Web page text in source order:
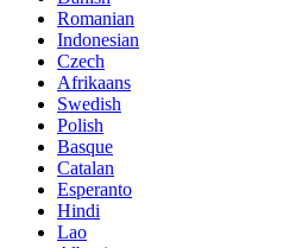
Romanian
Indonesian
Czech
Afrikaans
Swedish
Polish
Basque
Catalan
Esperanto
Hindi
Lao